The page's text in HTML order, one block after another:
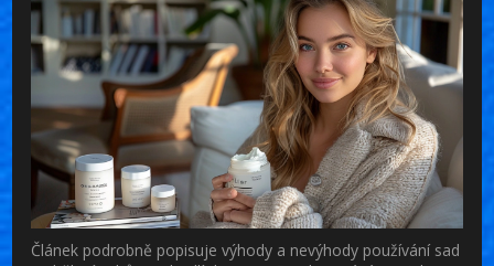
Článek podrobně popisuje výhody a nevýhody používání sad